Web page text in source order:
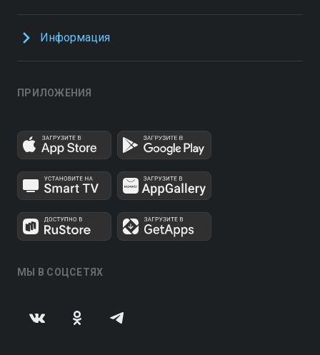
Информация
ПРИЛОЖЕНИЯ
МЫ В СОЦСЕТЯХ